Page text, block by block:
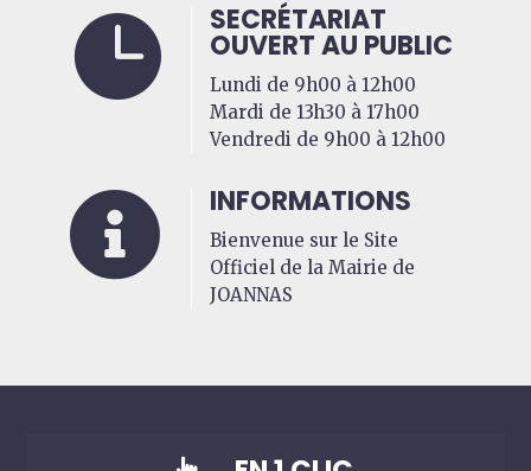
 SECRÉTARIAT
OUVERT AU PUBLIC
Lundi de 9h00 à 12h00
Mardi de 13h30 à 17h00
Vendredi de 9h00 à 12h00
 INFORMATIONS
Bienvenue sur le Site
Officiel de la Mairie de
JOANNAS